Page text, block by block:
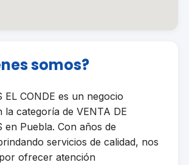
somos?
EL CONDE es un negocio
la categoría de VENTA DE
en Puebla. Con años de
servicios de calidad, nos
ofrecer atención